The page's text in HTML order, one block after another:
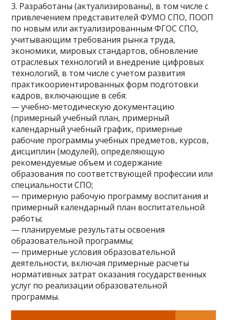
3. Разработаны (актуализированы), в том числе с
привлечением представителей ФУМО СПО, ПООП
по новым или актуализированным ФГОС СПО,
учитывающим требования рынка труда,
экономики, мировых стандартов, обновление
отраслевых технологий и внедрение цифровых
технологий, в том числе с учетом развития
практикоориентированных форм подготовки
кадров, включающие в себя:
— учебно-методическую документацию
(примерный учебный план, примерный
календарный учебный график, примерные
рабочие программы учебных предметов, курсов,
дисциплин (модулей), определяющую
рекомендуемые объем и содержание
образования по соответствующей профессии или
специальности СПО;
— примерную рабочую программу воспитания и
примерный календарный план воспитательной
работы;
— планируемые результаты освоения
образовательной программы;
— примерные условия образовательной
деятельности, включая примерные расчеты
нормативных затрат оказания государственных
услуг по реализации образовательной
программы.